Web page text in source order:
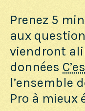
Prenez 5
aux
viendront
données
l’ensemble
Pro à mieux